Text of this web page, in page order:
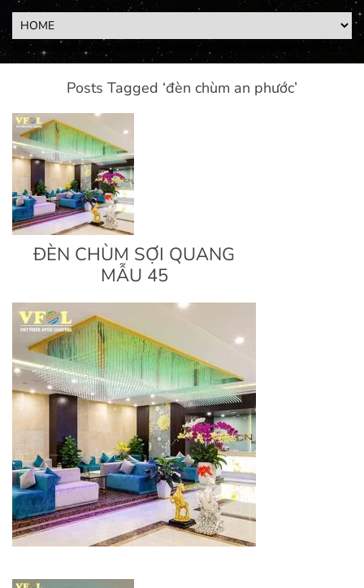
Posts Tagged ‘đèn chùm an phước’
ĐÈN CHÙM SỢI QUANG
MẪU 45